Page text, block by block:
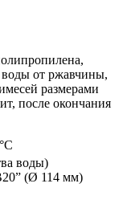
воды от ржавчины,
размерами
после окончания
воды)
(Ø 114 мм)